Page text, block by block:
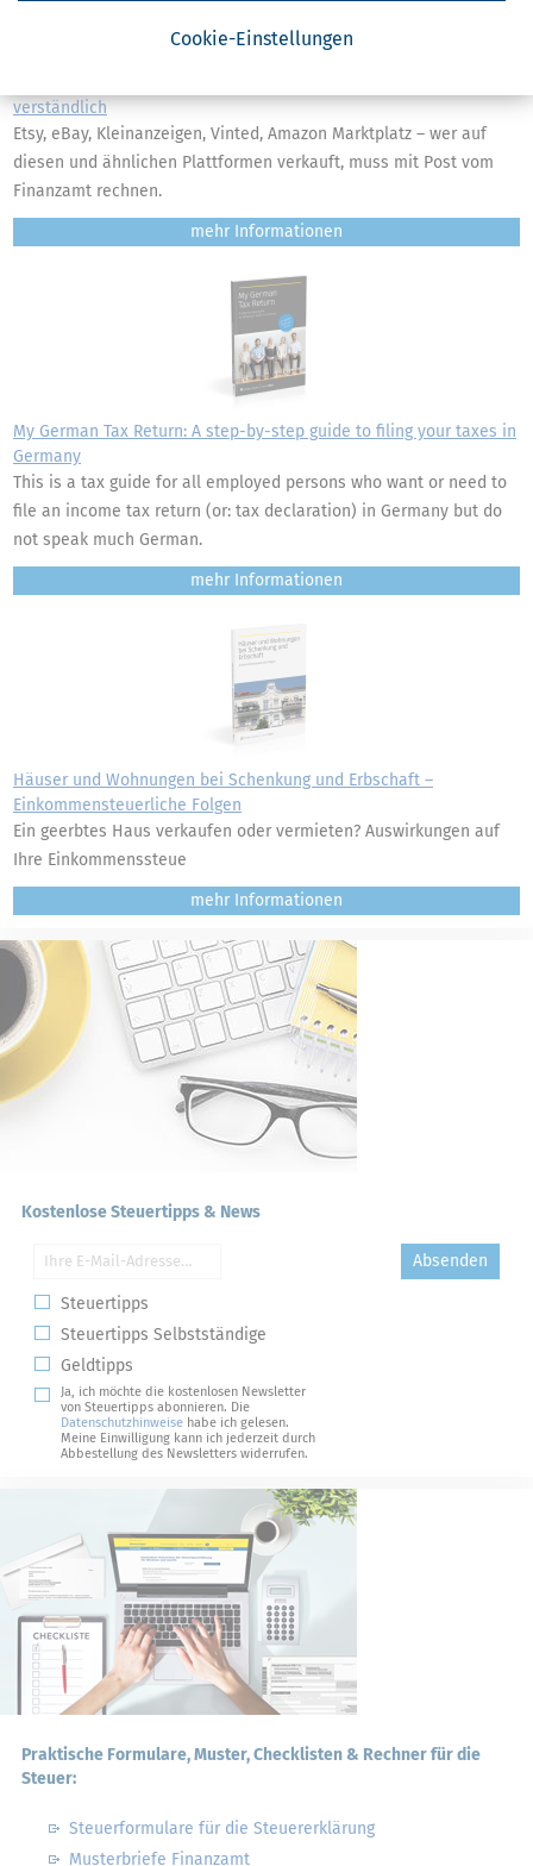
Cookie-Einstellungen
verständlich
Etsy, eBay, Kleinanzeigen, Vinted, Amazon Marktplatz – wer auf
diesen und ähnlichen Plattformen verkauft, muss mit Post vom
Finanzamt rechnen.
mehr
My German Tax Return: A step-by-step guide to filing your taxes in
Germany
This is a tax guide for all employed persons who want or need to
file an income tax return (or: tax declaration) in Germany but do
not speak much German.
mehr
Häuser und Wohnungen bei Schenkung und Erbschaft –
Einkommensteuerliche Folgen
Ein geerbtes Haus verkaufen oder vermieten? Auswirkungen auf
Ihre Einkommenssteue
mehr
Kostenlose Steuertipps & News
Absenden
Steuertipps
Steuertipps Selbstständige
Geldtipps
Ja, ich möchte die kostenlosen Newsletter
von Steuertipps abonnieren. Die
Datenschutzhinweise habe ich gelesen.
Meine Einwilligung kann ich jederzeit durch
Abbestellung des Newsletters widerrufen.
Praktische Formulare, Muster, Checklisten & Rechner für die
Steuer:
Steuerformulare für die Steuererklärung
Musterbriefe Finanzamt